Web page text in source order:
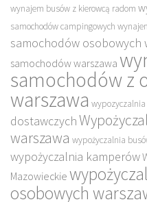
wynajem busów z kierowcą radom
samochodów campingowych
samochodów osobowych
samochodów warszawa
samochodów z
warszawa
dostawczych
warszawa wypożyczalnia
wypożyczalnia kamperów
Mazowieckie
osobowych